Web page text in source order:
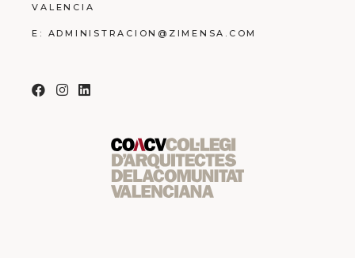
VALENCIA
E: ADMINISTRACION@ZIMENSA.COM